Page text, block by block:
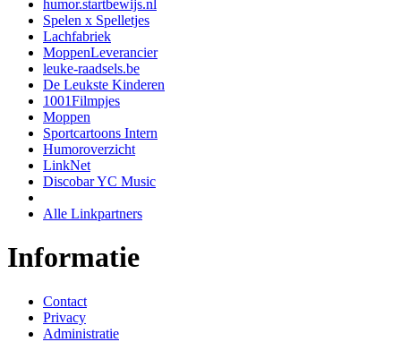
humor.startbewijs.nl
Spelen x Spelletjes
Lachfabriek
MoppenLeverancier
leuke-raadsels.be
De Leukste Kinderen
1001Filmpjes
Moppen
Sportcartoons Intern
Humoroverzicht
LinkNet
Discobar YC Music
Alle Linkpartners
Informatie
Contact
Privacy
Administratie